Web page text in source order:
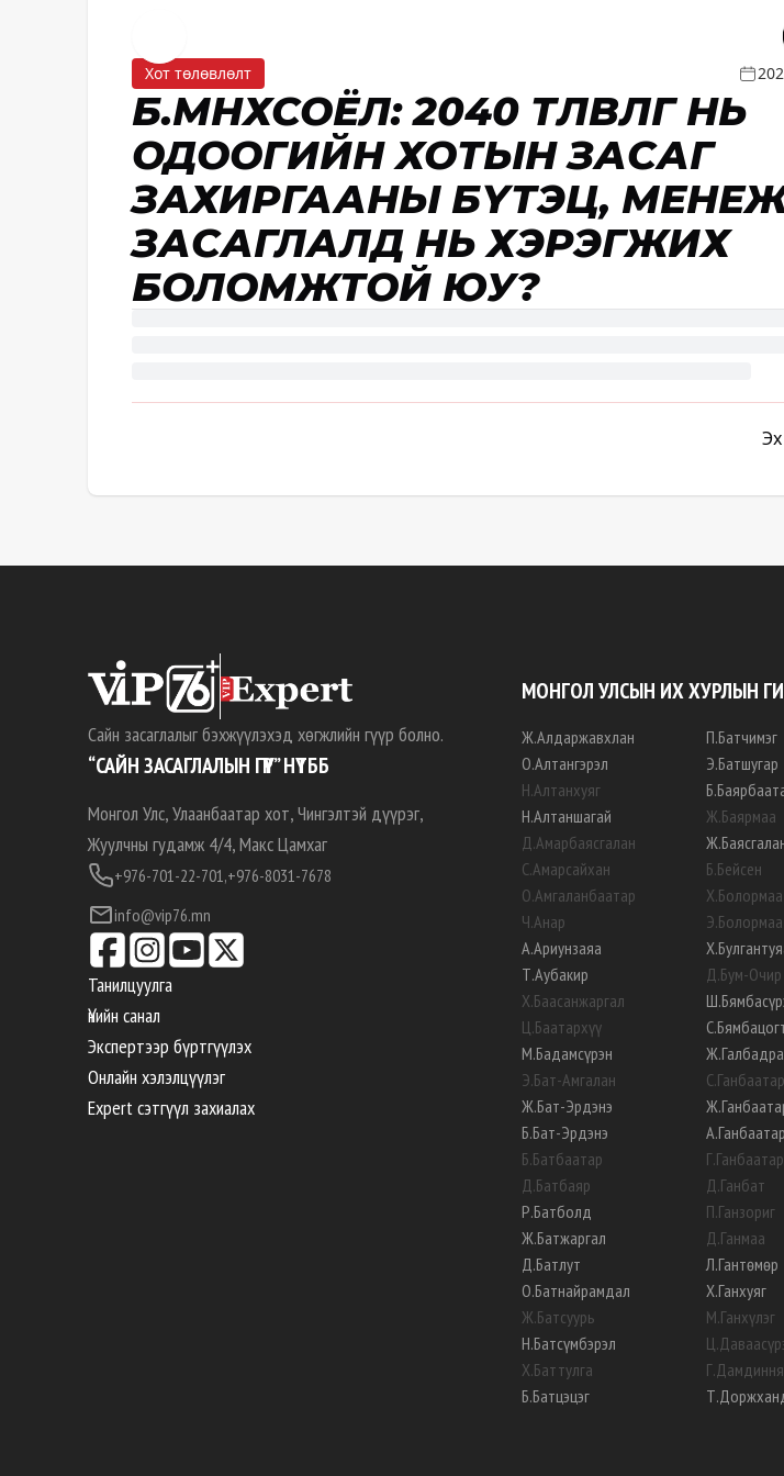
Хот төлөвлөлт
Б.МӨНХСОЁЛ: 2040 ТӨЛӨВЛӨГӨӨ НЬ
ОДООГИЙН ХОТЫН ЗАСАГ
ЗАХИРГААНЫ БҮТЭЦ,
ЗАСАГЛАЛД НЬ ХЭРЭГЖИХ
БОЛОМЖТОЙ ЮУ?
Сайн засаглалыг бэхжүүлэхэд хөгжлийн гүүр болно.
“САЙН ЗАСАГЛАЛЫН ГҮҮР” НҮТББ
Монгол Улс, Улаанбаатар хот, Чингэлтэй дүүрэг,
Жуулчны гудамж 4/4, Макс Цамхаг
+976-701-22-701,+976-8031-7678
info@vip76.mn
Танилцуулга
Үнийн санал
Экспертээр бүртгүүлэх
Онлайн хэлэлцүүлэг
Expert сэтгүүл захиалах
МОНГОЛ УЛСЫН ИХ ХУРЛЫН
Ж.Алдаржавхлан
О.Алтангэрэл
Н.Алтанхуяг
Н.Алтаншагай
Д.Амарбаясгалан
С.Амарсайхан
О.Амгаланбаатар
Ч.Анар
А.Ариунзаяа
Т.Аубакир
Х.Баасанжаргал
Ц.Баатархүү
М.Бадамсүрэн
Э.Бат-Амгалан
Ж.Бат-Эрдэнэ
Б.Бат-Эрдэнэ
Б.Батбаатар
Д.Батбаяр
Р.Батболд
Ж.Батжаргал
Д.Батлут
О.Батнайрамдал
Ж.Батсуурь
Н.Батсүмбэрэл
Х.Баттулга
Б.Батцэцэг
П.Батчимэг
Э.Батшугар
Б.
Ж.Баярмаа
Ж.
Б.Бейсен
Х.Болормаа
Э.Болормаа
Х.
Д.Бум-Очир
Ш.
С.
Ж.
С.Ганбаатар
Ж.
А.Ганбаатар
Г.Ганбаатар
Д.Ганбат
П.Ганзориг
Д.Ганмаа
Л.Гантөмөр
Х.Ганхуяг
М.Ганхүлэг
Ц.
Г.
Т.